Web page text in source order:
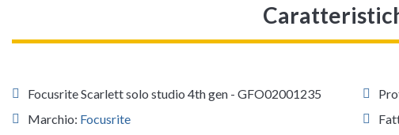
Focusrite Scarlett solo studio 4th gen - GFO02001235
Marchio: Focusrite